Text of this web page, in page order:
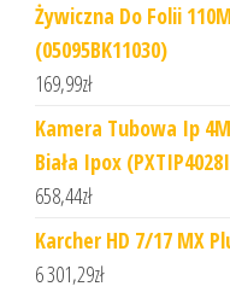
Żywiczna Do Folii
(05095BK11030)
169,99zł
Kamera Tubowa Ip
Biała Ipox
658,44zł
Karcher HD 7/17 MX
6 301,29zł